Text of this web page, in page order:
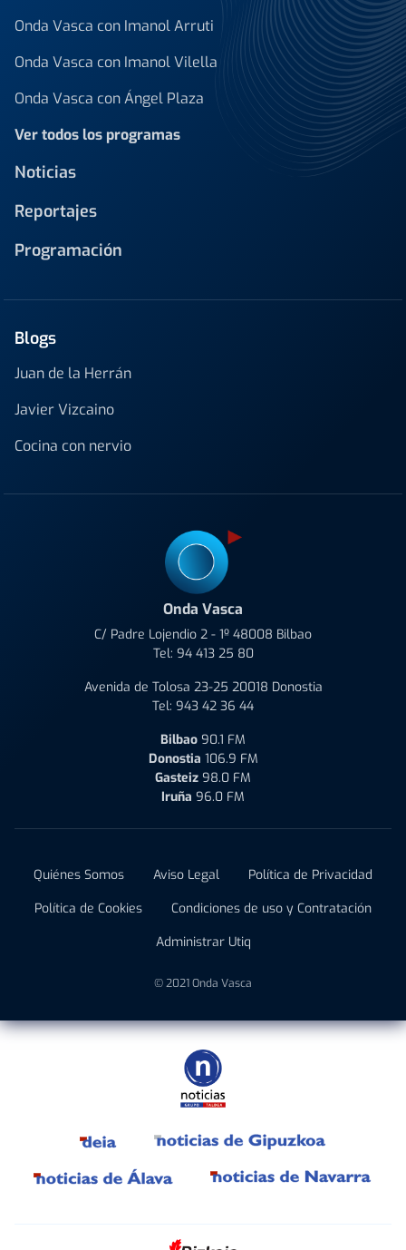
Onda Vasca con Imanol Arruti
Onda Vasca con Imanol Vilella
Onda Vasca con Ángel Plaza
Ver todos los programas
Noticias
Reportajes
Programación
Blogs
Juan de la Herrán
Javier Vizcaino
Cocina con nervio
Onda Vasca
C/ Padre Lojendio 2 - 1º 48008 Bilbao
Tel: 94 413 25 80
Avenida de Tolosa 23-25 20018 Donostia
Tel: 943 42 36 44
Bilbao 90.1 FM
Donostia 106.9 FM
Gasteiz 98.0 FM
Iruña 96.0 FM
Quiénes Somos Aviso Legal
Política de Privacidad
Política de Cookies
Condiciones de uso y Contratación
Administrar Utiq
© 2021 Onda Vasca